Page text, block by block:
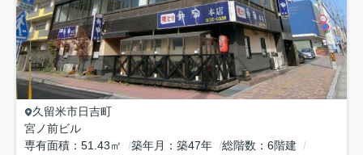
久留米市日吉町
宮ノ前ビル
専有面積
51.43㎡ 築年月 築47年 総階数
6階建